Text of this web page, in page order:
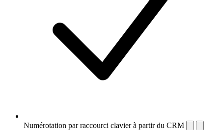
Numérotation par raccourci clavier à partir du CRM